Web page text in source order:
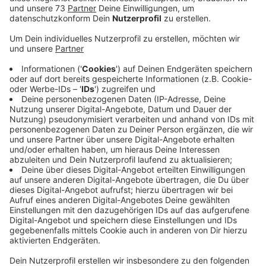
7c der Gesamtschule Gescher ist am Start
Anzeige
Am Ende werden acht Gewinner Klassen
gegeneinander in Wochenshows antreten. Die vier
besten Klassen aus den Wochenshows erreichen
schließlich das Superfinale mit der Endrunde, bei der
um den Titel "Best Klasse Deutschlands" gespielt
wird. Die Wochenshows laufen bei Kika ab dem
20.September immer freitags um 19.30 Uhr. Die
Schulbattles der Vorrunde laufen ab dem 19.
September immer donnerstags um 20.15 Uhr bei Kika.
Am 19.September ist auch die Klasse 7c der